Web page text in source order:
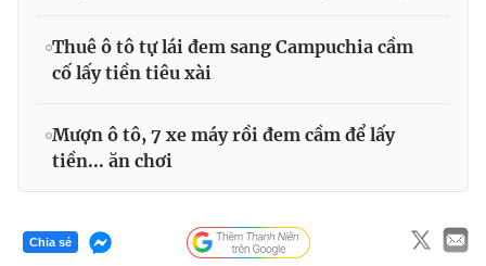
Thuê ô tô tự lái đem sang Campuchia cầm
cố lấy tiền tiêu xài
Mượn ô tô, 7 xe máy rồi đem cầm để lấy
tiền... ăn chơi
Chia sẻ